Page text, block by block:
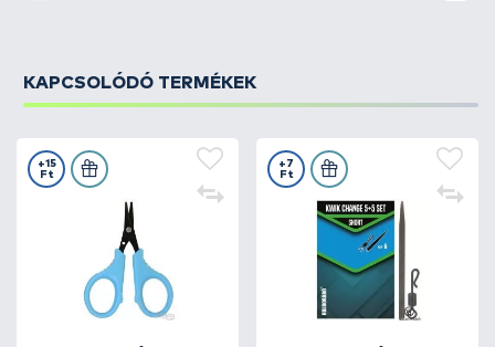
KAPCSOLÓDÓ TERMÉKEK
+15
Ft
+7
Ft